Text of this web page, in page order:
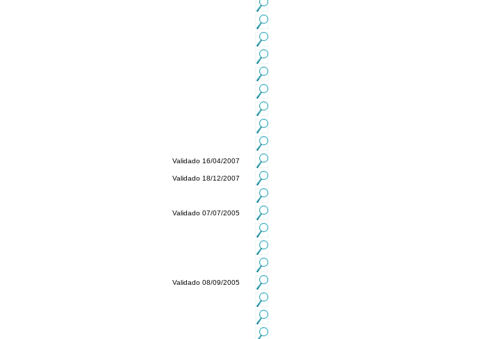
Validado 16/04/2007
Validado 18/12/2007
Validado 07/07/2005
Validado 08/09/2005